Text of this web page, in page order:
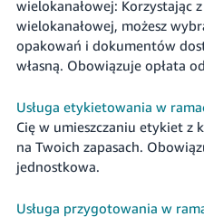
wielokanałowej: Korzystając
wielokanałowej, możesz
opakowań i dokumentów
własną. Obowiązuje opłata
Usługa etykietowania w
Cię w umieszczaniu etykiet z
na Twoich zapasach.
jednostkowa.
Usługa przygotowania w